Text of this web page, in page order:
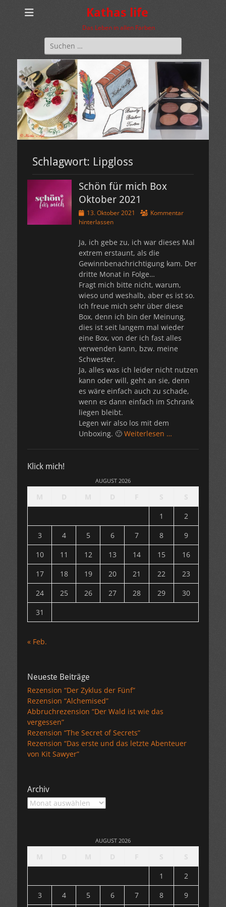
Kathas life
Das Leben in allen Farben
Suchen
nach:
Schlagwort: Lipgloss
Schön für mich Box
Oktober 2021
Veröffentlicht
am
13. Oktober 2021
Kommentar
hinterlassen
Ja, ich gebe zu, ich war dieses Mal
extrem erstaunt, als die
Gewinnbenachrichtigung kam. Der
dritte Monat in Folge…
Fragt mich bitte nicht, warum,
wieso und weshalb, aber es ist so.
Ich freue mich sehr über diese
Box, denn ich bin der Meinung,
dies ist seit langem mal wieder
eine Box, von der ich fast alles
verwenden kann, bzw. meine
Schwester.
Ja, alles was ich leider nicht nutzen
kann oder will, geht an sie, denn
es wäre einfach auch zu schade,
wenn es dann einfach im Schrank
liegen bleibt.
Legen wir also los mit dem
Unboxing. 🙂 Weiterlesen …
Klick mich!
AUGUST 2026
1
2
3
4 5 6 7 8
9
10
11 12 13 14 15
16
17
18 19 20 21 22
23
24
25 26 27 28 29
30
31
« Feb.
Neueste Beiträge
Rezension “Der Zyklus der Fünf”
Rezension “Alchemised”
Abbruchrezension “Der Wald ist wie das
vergessen”
Rezension “The Secret of Secrets”
Rezension “Das erste und das letzte Abenteuer
von Kit Sawyer”
Archiv
Archiv
AUGUST 2026
1
2
3
4 5 6 7 8 9